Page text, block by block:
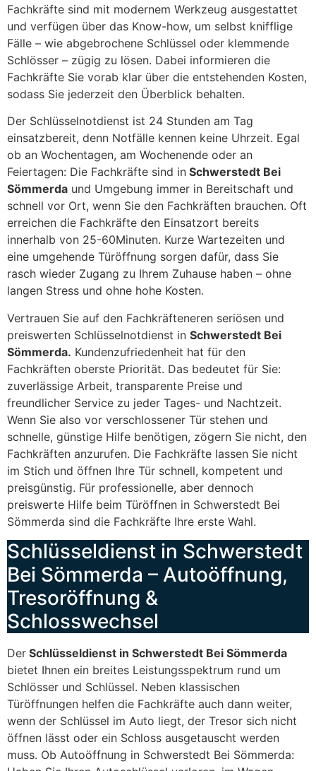
Fachkräfte sind mit modernem Werkzeug ausgestattet
und verfügen über das Know-how, um selbst knifflige
Fälle – wie abgebrochene Schlüssel oder klemmende
Schlösser – zügig zu lösen. Dabei informieren die
Fachkräfte Sie vorab klar über die entstehenden Kosten,
sodass Sie jederzeit den Überblick behalten.
Der Schlüsselnotdienst ist 24 Stunden am Tag
einsatzbereit, denn Notfälle kennen keine Uhrzeit. Egal
ob an Wochentagen, am Wochenende oder an
Feiertagen: Die Fachkräfte sind in Schwerstedt Bei
Sömmerda und Umgebung immer in Bereitschaft und
schnell vor Ort, wenn Sie den Fachkräften brauchen. Oft
erreichen die Fachkräfte den Einsatzort bereits
innerhalb von 25-60Minuten. Kurze Wartezeiten und
eine umgehende Türöffnung sorgen dafür, dass Sie
rasch wieder Zugang zu Ihrem Zuhause haben – ohne
langen Stress und ohne hohe Kosten.
Vertrauen Sie auf den Fachkräfteneren seriösen und
preiswerten Schlüsselnotdienst in Schwerstedt Bei
Sömmerda. Kundenzufriedenheit hat für den
Fachkräften oberste Priorität. Das bedeutet für Sie:
zuverlässige Arbeit, transparente Preise und
freundlicher Service zu jeder Tages- und Nachtzeit.
Wenn Sie also vor verschlossener Tür stehen und
schnelle, günstige Hilfe benötigen, zögern Sie nicht, den
Fachkräften anzurufen. Die Fachkräfte lassen Sie nicht
im Stich und öffnen Ihre Tür schnell, kompetent und
preisgünstig. Für professionelle, aber dennoch
preiswerte Hilfe beim Türöffnen in Schwerstedt Bei
Sömmerda sind die Fachkräfte Ihre erste Wahl.
Schlüsseldienst in Schwerstedt
Bei Sömmerda – Autoöffnung,
Tresoröffnung &
Schlosswechsel
Der Schlüsseldienst in Schwerstedt Bei Sömmerda
bietet Ihnen ein breites Leistungsspektrum rund um
Schlösser und Schlüssel. Neben klassischen
Türöffnungen helfen die Fachkräfte auch dann weiter,
wenn der Schlüssel im Auto liegt, der Tresor sich nicht
öffnen lässt oder ein Schloss ausgetauscht werden
muss. Ob Autoöffnung in Schwerstedt Bei Sömmerda: